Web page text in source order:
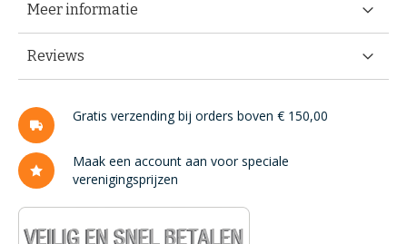
Gratis verzending bij orders boven € 150,00
Maak een account aan voor speciale
verenigingsprijzen
Meer informatie
Reviews